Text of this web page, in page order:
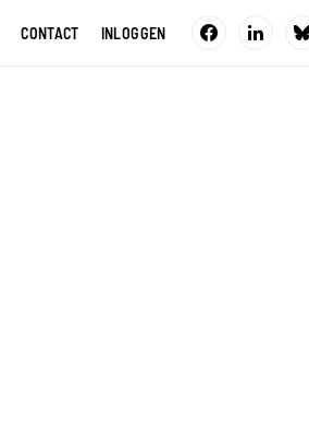
CONTACT INLOGGEN